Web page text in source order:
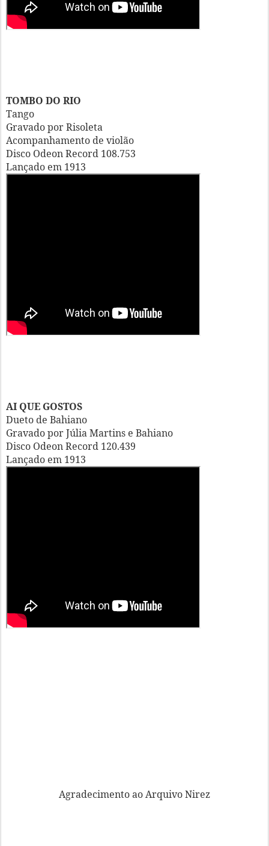
TOMBO DO RIO
Tango
Gravado por Risoleta
Acompanhamento de violão
Disco Odeon Record 108.753
Lançado em 1913
AI QUE GOSTOS
Dueto de Bahiano
Gravado por Júlia Martins e Bahiano
Disco Odeon Record 120.439
Lançado em 1913
Agradecimento ao Arquivo Nirez